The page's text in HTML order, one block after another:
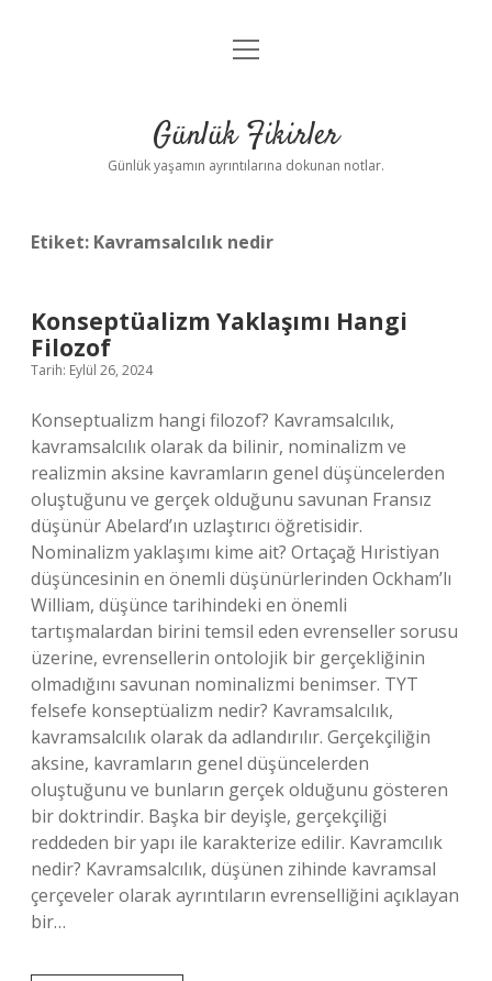
Anasayfa
Yasal Uyarı
menüyü
Günlük Fikirler
Günlük yaşamın ayrıntılarına dokunan notlar.
Etiket: Kavramsalcılık nedir
Konseptüalizm Yaklaşımı Hangi
Filozof
Tarih: Eylül 26, 2024
Konseptualizm hangi filozof? Kavramsalcılık,
kavramsalcılık olarak da bilinir, nominalizm ve
realizmin aksine kavramların genel düşüncelerden
oluştuğunu ve gerçek olduğunu savunan Fransız
düşünür Abelard’ın uzlaştırıcı öğretisidir.
Nominalizm yaklaşımı kime ait? Ortaçağ Hıristiyan
düşüncesinin en önemli düşünürlerinden Ockham’lı
William, düşünce tarihindeki en önemli
tartışmalardan birini temsil eden evrenseller sorusu
üzerine, evrensellerin ontolojik bir gerçekliğinin
olmadığını savunan nominalizmi benimser. TYT
felsefe konseptüalizm nedir? Kavramsalcılık,
kavramsalcılık olarak da adlandırılır. Gerçekçiliğin
aksine, kavramların genel düşüncelerden
oluştuğunu ve bunların gerçek olduğunu gösteren
bir doktrindir. Başka bir deyişle, gerçekçiliği
reddeden bir yapı ile karakterize edilir. Kavramcılık
nedir? Kavramsalcılık, düşünen zihinde kavramsal
çerçeveler olarak ayrıntıların evrenselliğini açıklayan
bir…